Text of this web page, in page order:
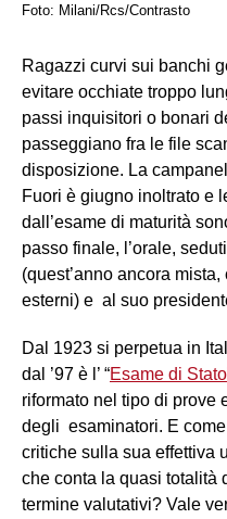
Foto: Milani/Rcs/Contrasto
Ragazzi curvi sui banchi
evitare occhiate troppo
passi inquisitori o bonari
passeggiano fra le file
disposizione. La
Fuori è giugno inoltrato e
dall’esame di maturità
passo finale, l’orale,
(quest’anno ancora
esterni) e al suo
Dal 1923 si perpetua in
dal ’97 è l’ “Esame di Stato
riformato nel tipo di prove
degli esaminatori. E
critiche sulla sua effettiva
che conta la quasi totalità
termine valutativi? Vale